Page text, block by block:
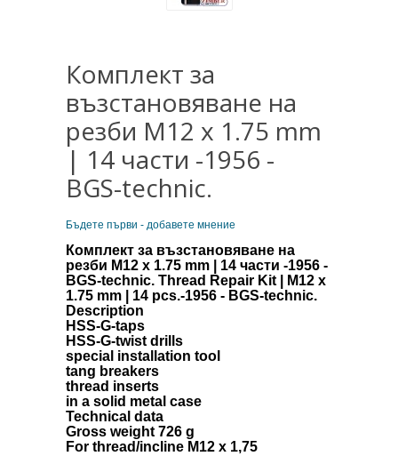
Комплект за
възстановяване на
резби M12 x 1.75 mm
| 14 части -1956 -
BGS-technic.
Бъдете първи - добавете мнение
Комплект за възстановяване на
резби M12 x 1.75 mm | 14 части -1956 -
BGS-technic. Thread Repair Kit | M12 x
1.75 mm | 14 pcs.-1956 - BGS-technic.
Description
HSS-G-taps
HSS-G-twist drills
special installation tool
tang breakers
thread inserts
in a solid metal case
Technical data
Gross weight 726 g
For thread/incline M12 x 1,75